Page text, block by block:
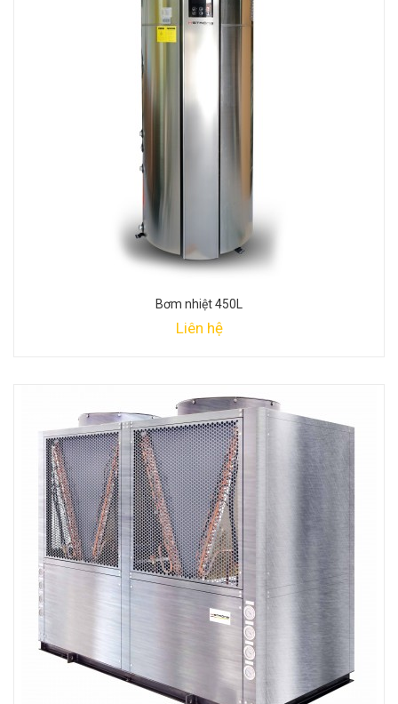
Bơm nhiệt 450L
Liên hệ